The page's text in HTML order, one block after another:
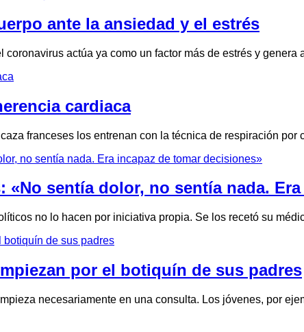
ante la ansiedad y el estrés
coronavirus actúa ya como un factor más de estrés y
cardiaca
franceses los entrenan con la técnica de respiración
sentía dolor, no sentía nada.
no lo hacen por iniciativa propia. Se los recetó su
por el botiquín de sus padres
necesariamente en una consulta. Los jóvenes, por